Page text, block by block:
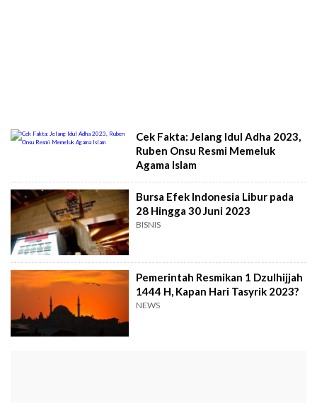
Cek Fakta: Jelang Idul Adha 2023,
Ruben Onsu Resmi Memeluk
Agama Islam
Bursa Efek Indonesia Libur pada
28 Hingga 30 Juni 2023
BISNIS
Pemerintah Resmikan 1 Dzulhijjah
1444 H, Kapan Hari Tasyrik 2023?
NEWS